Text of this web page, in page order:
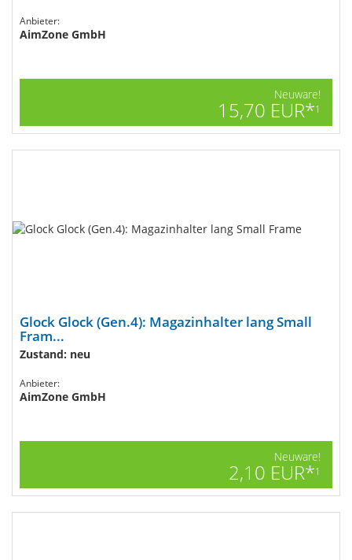
Anbieter:
AimZone GmbH
Neuware!
15,70 EUR*1
Glock Glock (Gen.4): Magazinhalter lang Small
Fram...
Zustand: neu
Anbieter:
AimZone GmbH
Neuware!
2,10 EUR*1